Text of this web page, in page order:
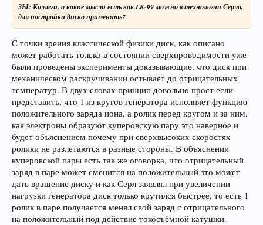
ЗЫ: Коллеги, а какие мысли есть как LK-99 можно в технологии Серла,
для постройки диска применить?
С точки зрения классической физики диск, как описано
может работать только в состоянии сверхпроводимости уже
были проведены эксперименты доказывающие, что диск при
механическом раскручивании остывает до отрицательных
температур. В двух словах принцип довольно прост если
представить, что 1 из кругов генератора исполняет функцию
положительного заряда иона, а ролик перед кругом и за ним,
как электроны образуют куперовскую пару это наверное и
будет объяснением почему при сверхвысоких скоростях
ролики не разлетаются в разные стороны. В объяснении
куперовской пары есть так же оговорка, что отрицательный
заряд в паре может сменится на положительный это может
дать вращение диску и как Серл заявлял при увеличении
нагрузки генератора диск только крутился быстрее, то есть 1
ролик в паре получается менял свой заряд с отрицательного
на положительный под действие токосъёмной катушки.